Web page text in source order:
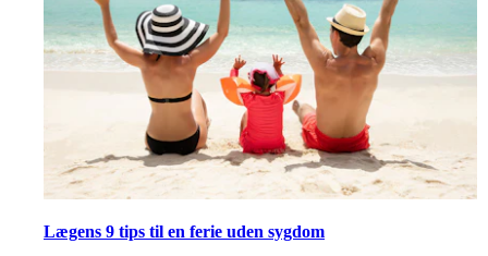
Lægens 9 tips til en ferie uden sygdom